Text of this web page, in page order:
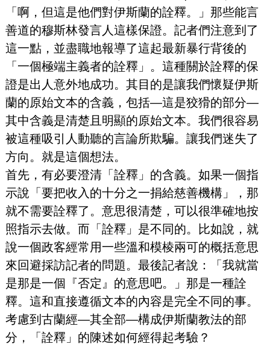
「啊，但這是他們對伊斯蘭的詮釋。」那些能言
善道的穆斯林發言人這樣保證。記者們注意到了
這一點，並盡職地報導了這起最新暴行背後的
「一個極端主義者的詮釋」。這種關於詮釋的保
證是出人意外地成功。其目的是讓我們懷疑伊斯
蘭的原始文本的含義，包括—這是狡猾的部分—
其中含義是清楚且明顯的原始文本。我們很容易
被這種吸引人動聽的言論所欺騙。讓我們迷失了
方向。就是這個想法。
首先，有必要澄清「詮釋」的含義。如果一個指
示說「要把收入的十分之一捐給慈善機構」，那
就不需要詮釋了。意思很清楚，可以很準確地按
照指示去做。而「詮釋」是不同的。比如說，就
說一個政客經常用一些溫和模棱兩可的概括意思
來回避採訪記者的問題。最後記者說：「我就當
是那是一個『否定』的意思吧。」那是一種詮
釋。這和直接遵循文本的內容是完全不同的事。
考慮到古蘭經—其全部—構成伊斯蘭教法的部
分，「詮釋」的陳述如何經得起考驗？